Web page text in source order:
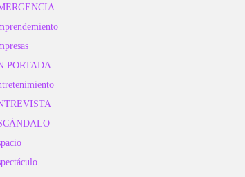
PORTADA